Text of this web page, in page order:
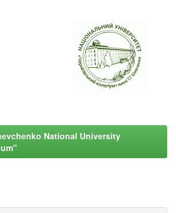
National University